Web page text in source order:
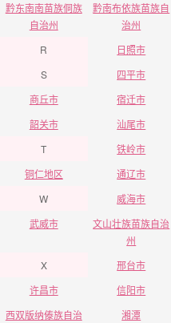
黔东南南苗族侗族
自治州
黔南布依族苗族自
治州
R
日照市
S
四平市
商丘市
宿迁市
韶关市
汕尾市
T
铁岭市
铜仁地区
通辽市
W
威海市
武威市
文山壮族苗族自治
州
X
邢台市
许昌市
信阳市
西双版纳傣族自治
湘潭